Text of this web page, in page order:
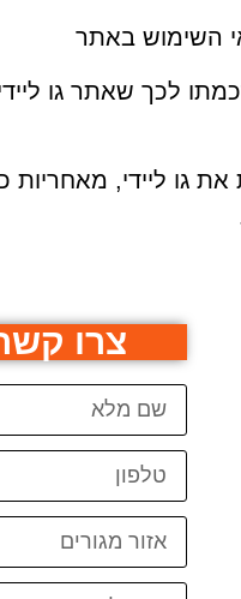
השימוש באתר
לכך שאתר גו
גו ליידי,
צרו